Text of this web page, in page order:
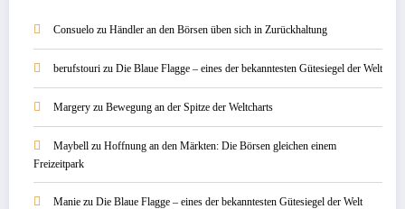
Consuelo zu Händler an den Börsen üben sich in Zurückhaltung
berufstouri zu Die Blaue Flagge – eines der bekanntesten Gütesiegel der Welt
Margery zu Bewegung an der Spitze der Weltcharts
Maybell zu Hoffnung an den Märkten: Die Börsen gleichen einem
Freizeitpark
Manie zu Die Blaue Flagge – eines der bekanntesten Gütesiegel der Welt